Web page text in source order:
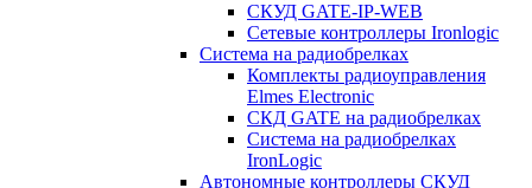
СКУД GATE-IP-WEB
Сетевые контроллеры Ironlogic
Система на радиобрелках
Комплекты радиоуправления
Elmes Electronic
СКД GATE на радиобрелках
Система на радиобрелках
IronLogic
Автономные контроллеры СКУД